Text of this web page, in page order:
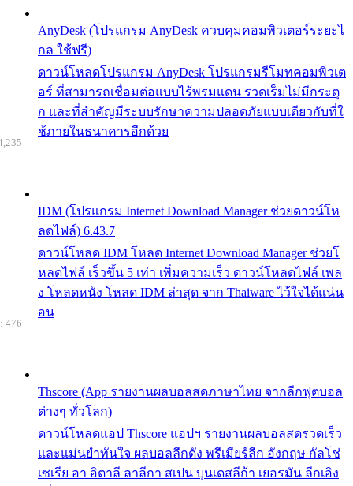
AnyDesk (โปรแกรม AnyDesk ควบคุมคอมพิวเตอร์ระยะไ
กล ใช้ฟรี)
ดาวน์โหลดโปรแกรม AnyDesk โปรแกรมรีโมทคอมพิวเต
อร์ ที่สามารถเชื่อมต่อแบบไร้พรมแดน รวดเร็มไม่มีกระตุ
ก และที่สำคัญมีระบบรักษาความปลอดภัยแบบเดียวกับที่ใ
ช้ภายในธนาคารอีกด้วย
IDM (โปรแกรม Internet Download Manager ช่วยดาวน์โห
ลดไฟล์) 6.43.7
ดาวน์โหลด IDM โหลด Internet Download Manager ช่วยโ
หลดไฟล์ เร็วขึ้น 5 เท่า เพิ่มความเร็ว ดาวน์โหลดไฟล์ เพล
ง โหลดหนัง โหลด IDM ล่าสุด จาก Thaiware ไว้ใจได้แน่น
อน
Thscore (App รายงานผลบอลสดภาษาไทย จากลีกฟุตบอล
ต่างๆ ทั่วโลก)
ดาวน์โหลดแอป Thscore แอปฯ รายงานผลบอลสดรวดเร็ว
และแม่นยำทันใจ ผลบอลลีกดัง พรีเมียร์ลีก อังกฤษ กัลโช่
เซเรีย อา อิตาลี ลาลีกา สเปน บุนเดสลีก้า เยอรมัน ลีกเอิง
476